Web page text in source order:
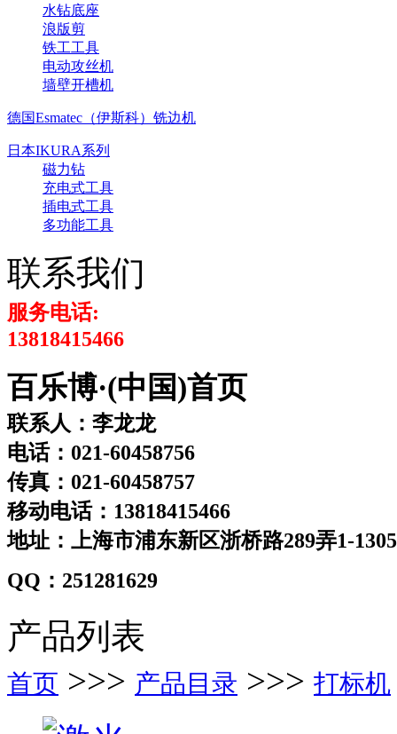
水钻底座
浪版剪
铁工工具
电动攻丝机
墙壁开槽机
德国Esmatec（伊斯科）铣边机
日本IKURA系列
磁力钻
充电式工具
插电式工具
多功能工具
联系我们
服务电话:
13818415466
百乐博·(中国)首页
联系人：李龙龙
电话：021-60458756
传真：021-60458757
移动电话：13818415466
地址：上海市浦东新区浙桥路289弄1-
QQ：251281629
产品列表
首页 >>> 产品目录 >>> 打标机